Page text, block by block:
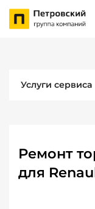
Услуги сервиса
Ремонт
для